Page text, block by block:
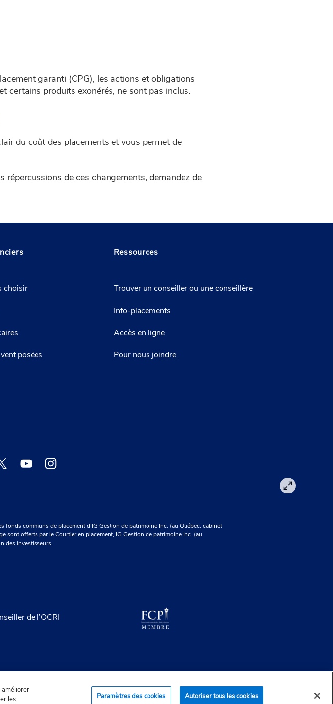
garanti (CPG), les actions et obligations
certains produits exonérés, ne sont pas inclus.
du coût des placements et vous permet de
répercussions de ces changements, demandez de
choisir
posées
Ressources
Trouver un conseiller ou une conseillère
Info-placements
Accès en ligne
Pour nous joindre
YoutubeInstagram
communs de placement d’IG Gestion de patrimoine Inc. (au Québec, cabinet
sont offerts par le Courtier en placement, IG Gestion de patrimoine Inc. (au
des investisseurs.
de l’OCRI
améliorer
les
Paramètres des cookies Autoriser tous les cookies